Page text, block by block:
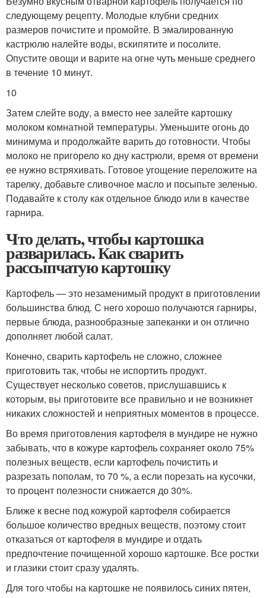
следующему рецепту. Молодые клубни средних
размеров почистите и промойте. В эмалированную
кастрюлю налейте воды, вскипятите и посолите.
Опустите овощи и варите на огне чуть меньше среднего
в течение 10 минут.
10
Затем слейте воду, а вместо нее залейте картошку
молоком комнатной температуры. Уменьшите огонь до
минимума и продолжайте варить до готовности. Чтобы
молоко не пригорело ко дну кастрюли, время от времени
ее нужно встряхивать. Готовое угощение переложите на
тарелку, добавьте сливочное масло и посыпьте зеленью.
Подавайте к столу как отдельное блюдо или в качестве
гарнира.
Что делать, чтобы картошка
разварилась. Как сварить
рассыпчатую картошку
Картофель — это незаменимый продукт в приготовлении
большинства блюд. С него хорошо получаются гарниры,
первые блюда, разнообразные запеканки и он отлично
дополняет любой салат.
Конечно, сварить картофель не сложно, сложнее
приготовить так, чтобы не испортить продукт.
Существует несколько советов, прислушавшись к
которым, вы приготовите все правильно и не возникнет
никаких сложностей и неприятных моментов в процессе.
Во время приготовления картофеля в мундире не нужно
забывать, что в кожуре картофель сохраняет около 75%
полезных веществ, если картофель почистить и
разрезать пополам, то 70 %, а если порезать на кусочки,
то процент полезности снижается до 30%.
Ближе к весне под кожурой картофеля собирается
большое количество вредных веществ, поэтому стоит
отказаться от картофеля в мундире и отдать
предпочтение почищенной хорошо картошке. Все ростки
и глазики стоит сразу удалять.
Для того чтобы на картошке не появилось синих пятен,